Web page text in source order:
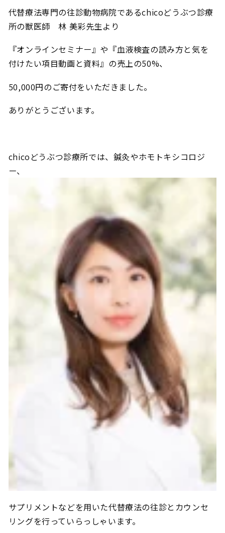
代替療法専門の往診動物病院であるchicoどうぶつ診療
所の獣医師 林 美彩先生より
『オンラインセミナー』や『血液検査の読み方と気を
付けたい項目動画と資料』の売上の50%、
50,000円のご寄付をいただきました。
ありがとうございます。
chicoどうぶつ診療所では、鍼灸やホモトキシコロジ
ー、
サプリメントなどを用いた代替療法の往診とカウンセ
リングを行っていらっしゃいます。